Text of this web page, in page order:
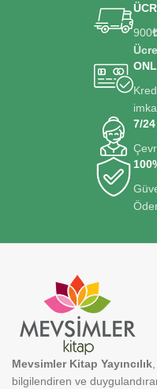
900
7/
Mevsimler Kitap Yayıncılık
bilgilendiren ve